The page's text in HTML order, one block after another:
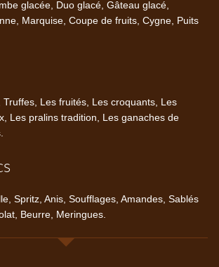
glacée, Duo glacé, Gâteau glacé,
Marquise, Coupe de fruits, Cygne, Puits
Truffes, Les fruités, Les croquants, Les
Les pralins tradition, Les ganaches de
Spritz, Anis, Soufflages, Amandes, Sablés
Beurre, Meringues.